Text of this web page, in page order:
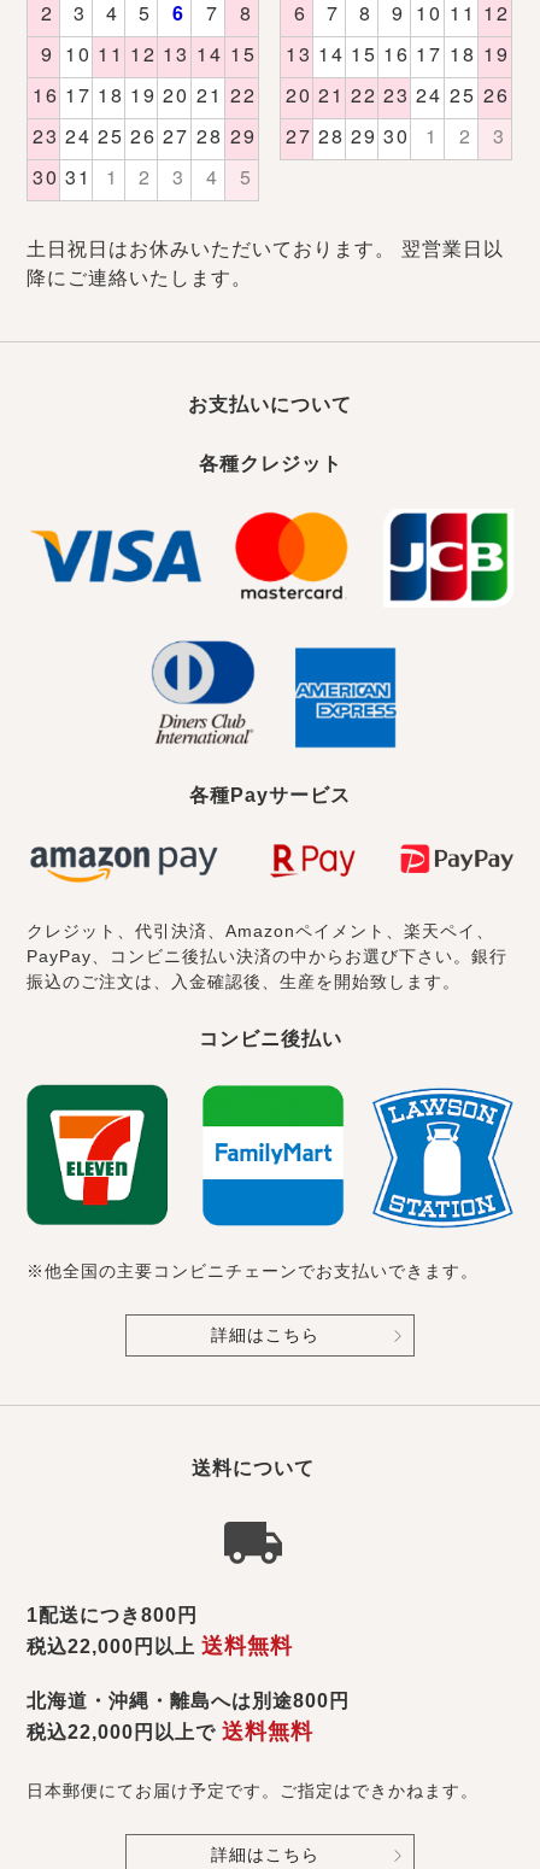
土日祝日はお休みいただいております。 翌営業日以
降にご連絡いたします。
お支払いについて
各種クレジット
各種Payサービス
クレジット、代引決済、Amazonペイメント、楽天ペイ、
PayPay、コンビニ後払い決済の中からお選び下さい。銀行
振込のご注文は、入金確認後、生産を開始致します。
コンビニ後払い
※他全国の主要コンビニチェーンでお支払いできます。
詳細はこちら
送料について
1配送につき800円
税込22,000円以上送料無料
北海道・沖縄・離島へは別途800円
税込22,000円以上で送料無料
日本郵便にてお届け予定です。ご指定はできかねます。
詳細はこちら